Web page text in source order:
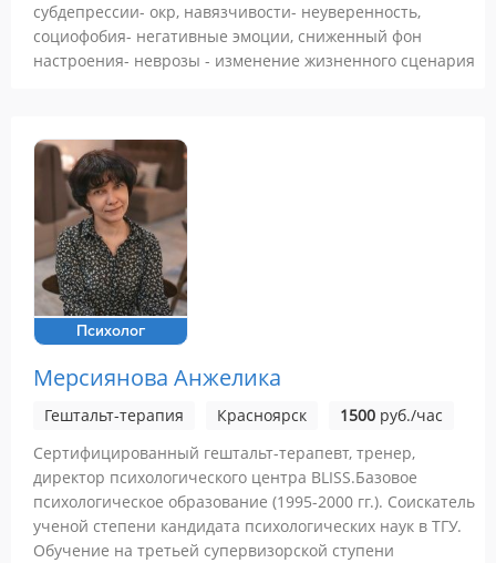
субдепрессии- окр, навязчивости- неуверенность,
социофобия- негативные эмоции, сниженный фон
настроения- неврозы - изменение жизненного сценария
Психолог
Мерсиянова Анжелика
Гештальт-терапия Красноярск 1500 руб./час
Сертифицированный гештальт-терапевт, тренер,
директор психологического центра BLISS.Базовое
психологическое образование (1995-2000 гг.). Соискатель
ученой степени кандидата психологических наук в ТГУ.
Обучение на третьей супервизорской ступени